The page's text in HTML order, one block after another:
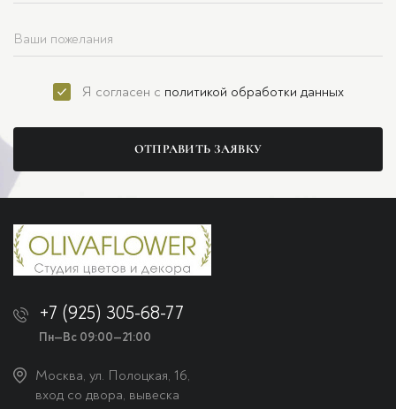
Я согласен с политикой обработки данных
ОТПРАВИТЬ ЗАЯВКУ
+7 (925) 305-68-77
Пн—Вс 09:00—21:00
Москва, ул. Полоцкая, 16,
вход со двора, вывеска